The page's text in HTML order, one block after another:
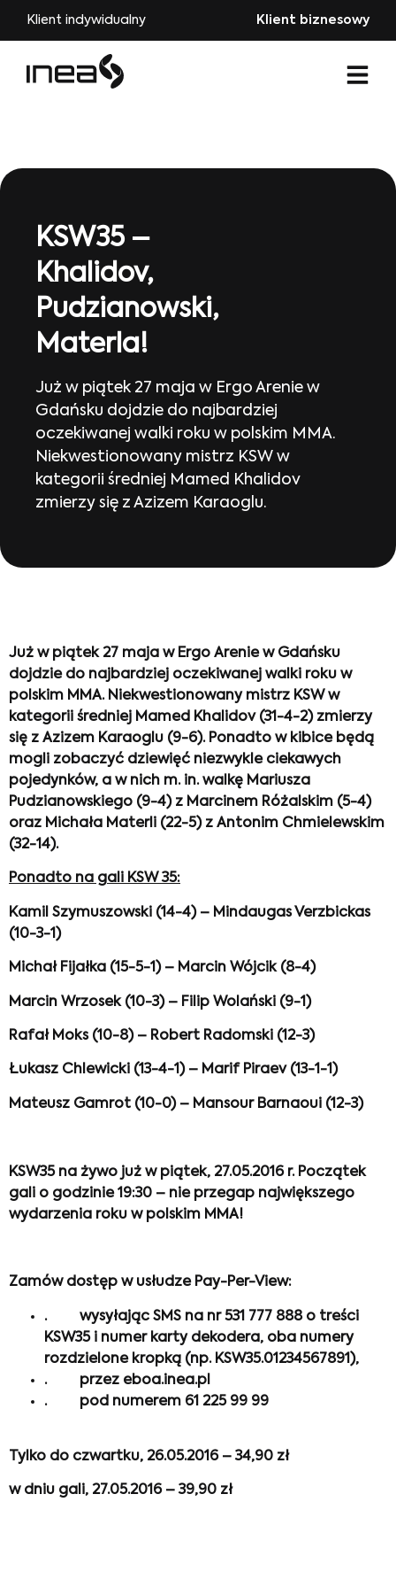
Klient indywidualny Klient biznesowy
KSW35 –
Khalidov,
Pudzianowski,
Materla!
Już w piątek 27 maja w Ergo Arenie w
Gdańsku dojdzie do najbardziej
oczekiwanej walki roku w polskim MMA.
Niekwestionowany mistrz KSW w
kategorii średniej Mamed Khalidov
zmierzy się z Azizem Karaoglu.
Już w piątek 27 maja w Ergo Arenie w Gdańsku
dojdzie do najbardziej oczekiwanej walki roku w
polskim MMA. Niekwestionowany mistrz KSW w
kategorii średniej Mamed Khalidov (31-4-2) zmierzy
się z Azizem Karaoglu (9-6). Ponadto w kibice będą
mogli zobaczyć dziewięć niezwykle ciekawych
pojedynków, a w nich m. in. walkę Mariusza
Pudzianowskiego (9-4) z Marcinem Różalskim (5-4)
oraz Michała Materli (22-5) z Antonim Chmielewskim
(32-14).
Ponadto na gali KSW 35:
Kamil Szymuszowski (14-4) – Mindaugas Verzbickas
(10-3-1)
Michał Fijałka (15-5-1) – Marcin Wójcik (8-4)
Marcin Wrzosek (10-3) – Filip Wolański (9-1)
Rafał Moks (10-8) – Robert Radomski (12-3)
Łukasz Chlewicki (13-4-1) – Marif Piraev (13-1-1)
Mateusz Gamrot (10-0) – Mansour Barnaoui (12-3)
KSW35 na żywo już w piątek, 27.05.2016 r. Początek
gali o godzinie 19:30 – nie przegap największego
wydarzenia roku w polskim MMA!
Zamów dostęp w usłudze Pay-Per-View:
· wysyłając SMS na nr 531 777 888 o treści
KSW35 i numer karty dekodera, oba numery
rozdzielone kropką (np. KSW35.01234567891),
· przez eboa.inea.pl
· pod numerem 61 225 99 99
Tylko do czwartku, 26.05.2016 – 34,90 zł
w dniu gali, 27.05.2016 – 39,90 zł